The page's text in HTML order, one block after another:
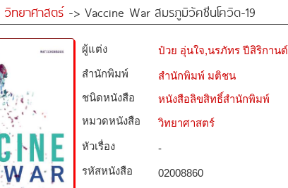
วิทยาศาสตร์-> Vaccine War สมรภูมิวัคซีนโควิด-19
ผู้แต่ง
ป๋วย อุ่นใจ,นรภัทร ปีสิริกานต์
สำนักพิมพ์
สำนักพิมพ์ มติชน
ชนิดหนังสือ­
หนังสือลิขสิทธิ์สำนักพิมพ์
หมวดหนังสือ­
วิทยาศาสตร์
หัวเรื่อง
-
รหัสหนังสือ­
02008860